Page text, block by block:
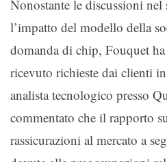
Nonostante le discussioni nel
l’impatto del modello della
domanda di chip, Fouquet
ricevuto richieste dai clienti
analista tecnologico presso
commentato che il rapporto
rassicurazioni al mercato a